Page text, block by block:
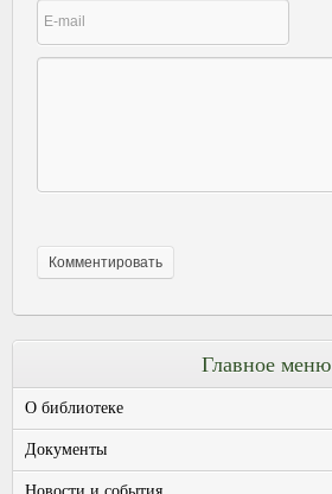
Главное меню
О библиотеке
Документы